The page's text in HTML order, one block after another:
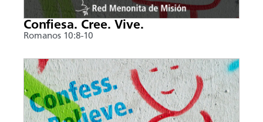
Confiesa. Cree. Vive.
Romanos 10:8-10